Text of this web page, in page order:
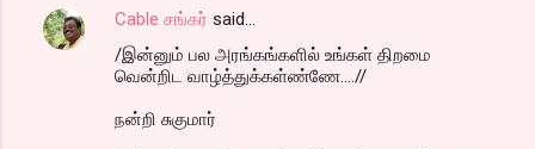
Cable சங்கர் said…
/இன்னும் பல அரங்கங்களில் உங்கள் திறமை
வென்றிட வாழ்த்துக்கள்ண்ணே....//
நன்றி சுகுமார்